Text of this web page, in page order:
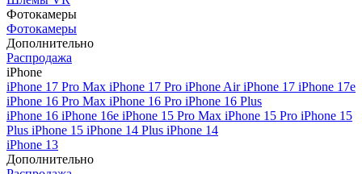
Фотокамеры
Фотокамеры
Дополнительно
Распродажа
iPhone
iPhone 17 Pro Max iPhone 17 Pro iPhone AiriPhone 17 iPhone 17e
iPhone 16 Pro Max iPhone 16 Pro iPhone 16 Plus
iPhone 16 iPhone 16e iPhone 15 Pro Max iPhone 15 Pro iPhone 15
Plus iPhone 15 iPhone 14 Plus iPhone 14
iPhone 13
Дополнительно